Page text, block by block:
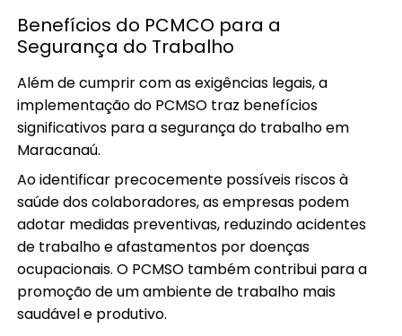
Benefícios do PCMCO para a
Segurança do Trabalho
Além de cumprir com as exigências legais, a
implementação do PCMSO traz benefícios
significativos para a segurança do trabalho em
Maracanaú.
Ao identificar precocemente possíveis riscos à
saúde dos colaboradores, as empresas podem
adotar medidas preventivas, reduzindo acidentes
de trabalho e afastamentos por doenças
ocupacionais. O PCMSO também contribui para a
promoção de um ambiente de trabalho mais
saudável e produtivo.